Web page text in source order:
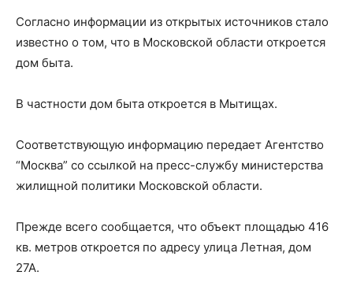
Согласно информации из открытых источников стало
известно о том, что в Московской области откроется
дом быта.
В частности дом быта откроется в Мытищах.
Соответствующую информацию передает Агентство
“Москва” со ссылкой на пресс-службу министерства
жилищной политики Московской области.
Прежде всего сообщается, что объект площадью 416
кв. метров откроется по адресу улица Летная, дом
27А.